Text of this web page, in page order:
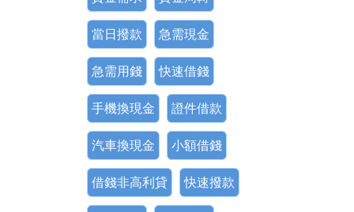
當日撥款 急需現金
急需用錢 快速借錢
手機換現金 證件借款
汽車換現金 小額借錢
借錢非高利貸 快速撥款